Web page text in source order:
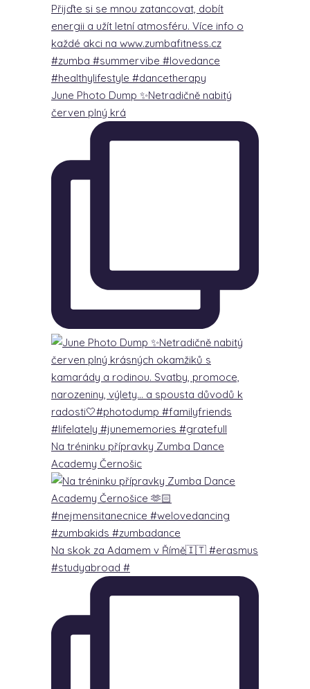
June Photo Dump ✨Netradičně nabitý
červen plný krá
Na tréninku přípravky Zumba Dance
Academy Černošic
Na skok za Adamem v Římě🇮🇹 #erasmus
#studyabroad #